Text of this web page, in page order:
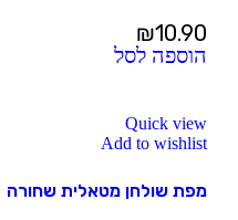
₪10.90
הוספה לסל
Quick view
Add to wishlist
מפת שולחן מטאלית שחורה